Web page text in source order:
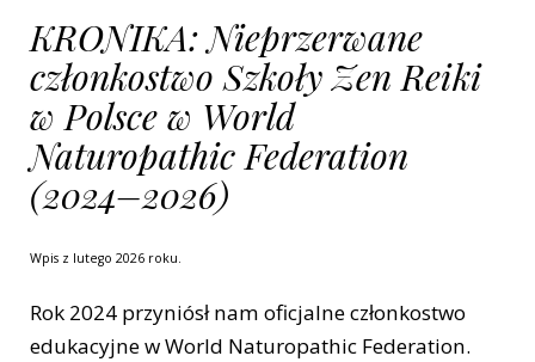
KRONIKA: Nieprzerwane
członkostwo Szkoły Zen Reiki
w Polsce w World
Naturopathic Federation
(2024–2026)
Wpis z lutego 2026 roku.
Rok 2024 przyniósł nam oficjalne członkostwo
edukacyjne w World Naturopathic Federation.